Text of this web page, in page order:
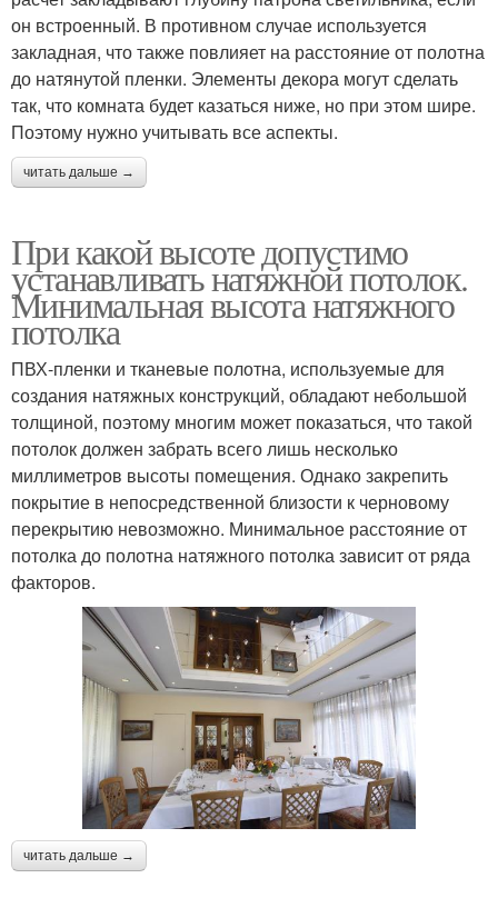
он встроенный. В противном случае используется
закладная, что также повлияет на расстояние от полотна
до натянутой пленки. Элементы декора могут сделать
так, что комната будет казаться ниже, но при этом шире.
Поэтому нужно учитывать все аспекты.
читать дальше →
При какой высоте допустимо
устанавливать натяжной потолок.
Минимальная высота натяжного
потолка
ПВХ-пленки и тканевые полотна, используемые для
создания натяжных конструкций, обладают небольшой
толщиной, поэтому многим может показаться, что такой
потолок должен забрать всего лишь несколько
миллиметров высоты помещения. Однако закрепить
покрытие в непосредственной близости к черновому
перекрытию невозможно. Минимальное расстояние от
потолка до полотна натяжного потолка зависит от ряда
факторов.
читать дальше →